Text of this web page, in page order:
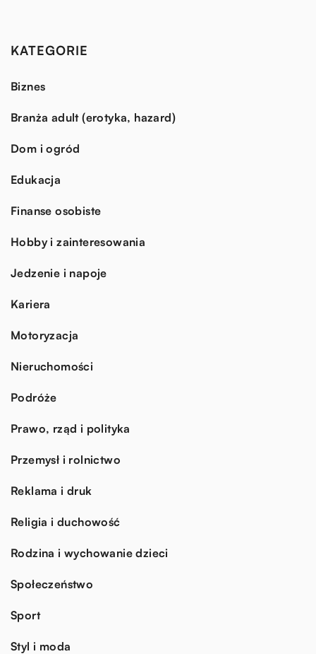
KATEGORIE
Biznes
Branża adult (erotyka, hazard)
Dom i ogród
Edukacja
Finanse osobiste
Hobby i zainteresowania
Jedzenie i napoje
Kariera
Motoryzacja
Nieruchomości
Podróże
Prawo, rząd i polityka
Przemysł i rolnictwo
Reklama i druk
Religia i duchowość
Rodzina i wychowanie dzieci
Społeczeństwo
Sport
Styl i moda